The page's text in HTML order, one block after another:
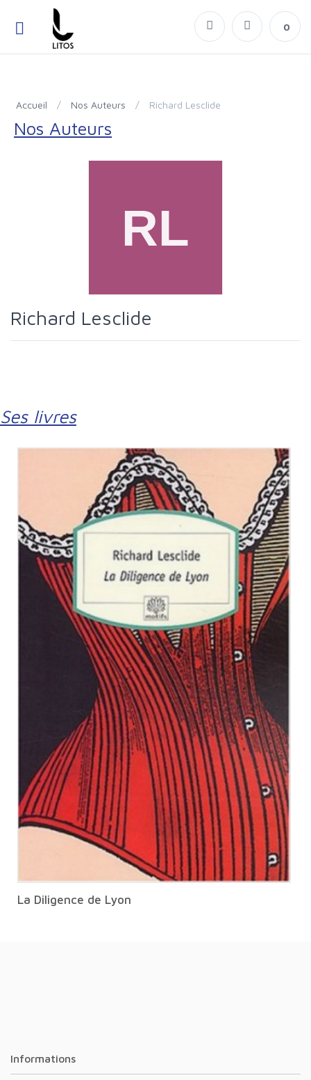
0
Accueil / Nos Auteurs / Richard Lesclide
Nos Auteurs
Richard Lesclide
Ses livres
La Diligence de Lyon
Informations